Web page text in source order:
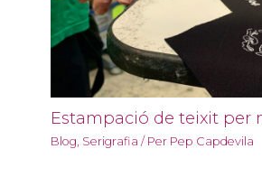
Estampació de teixit per
Blog Serigrafia / Per Pep Capdevila